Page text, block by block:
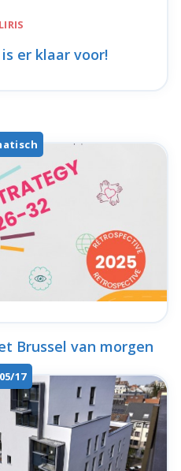
er klaar voor!
Brussel van morgen
17